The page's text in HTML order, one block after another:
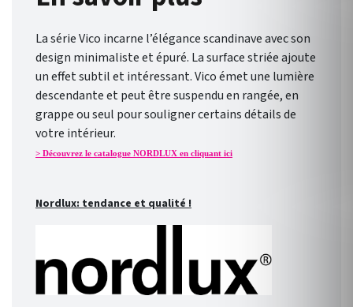
La série Vico incarne l’élégance scandinave avec son
design minimaliste et épuré. La surface striée ajoute
un effet subtil et intéressant. Vico émet une lumière
descendante et peut être suspendu en rangée, en
grappe ou seul pour souligner certains détails de
votre intérieur.
> Découvrez le catalogue NORDLUX en cliquant ici
Nordlux: tendance et qualité !